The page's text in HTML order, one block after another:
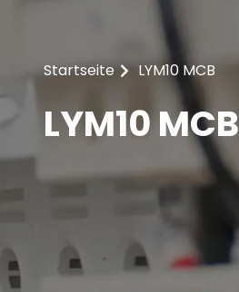
Startseite LYM10 MCB
LYM10 MCB